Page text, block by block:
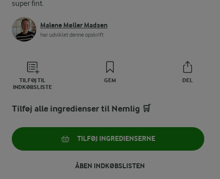
super fint.
Malene Møller Madsen
har udviklet denne opskrift
TILFØJ TIL
INDKØBSLISTE
GEM DEL
Tilføj alle ingredienser til Nemlig 🛒
TILFØJ INGREDIENSERNE
ÅBEN INDKØBSLISTEN